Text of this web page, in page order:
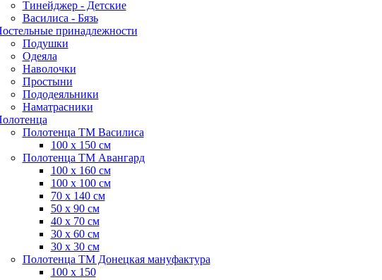
Тинейджер - Детские
Василиса - Бязь
принадлежности
Подушки
Одеяла
Наволочки
Простыни
Пододеяльники
Наматрасники
Полотенца ТМ Василиса
100 х 150 см
Полотенца ТМ Авангард
100 х 160 см
100 х 100 см
70 х 140 см
50 х 90 см
40 х 70 см
30 х 60 см
30 х 30 см
Полотенца ТМ Донецкая мануфактура
100 х 150